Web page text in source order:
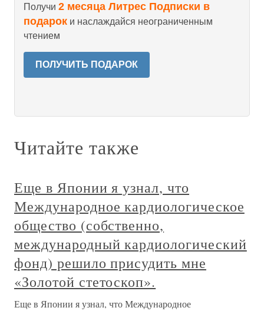
Получи 2 месяца Литрес Подписки в
подарок и наслаждайся неограниченным
чтением
ПОЛУЧИТЬ ПОДАРОК
Читайте также
Еще в Японии я узнал, что
Международное кардиологическое
общество (собственно,
международный кардиологический
фонд) решило присудить мне
«Золотой стетоскоп».
Еще в Японии я узнал, что Международное